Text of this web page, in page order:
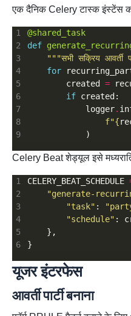
एक दैनिक Celery टास्क इंस्टेंस
1
3
4
5
6
7
8
9
@shared_task
def
"""सभी सक्रिय आवर्ती
for
        created
=
if
            logger
.
f"{
Celery Beat शेड्यूल इसे
1
3
4
5
6
CELERY_BEAT_SCHEDULE
"generate-
"task" :
"schedule" :
यूजर इंटरफेस
आवर्ती पार्टी बनाना